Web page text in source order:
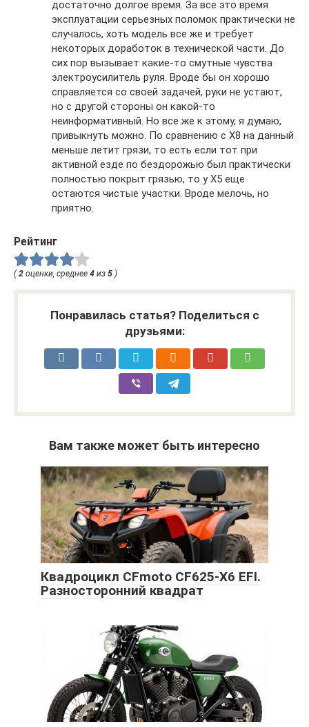
достаточно долгое время. За все это время
эксплуатации серьезных поломок практически не
случалось, хоть модель все же и требует
некоторых доработок в технической части. До
сих пор вызывает какие-то смутные чувства
электроусилитель руля. Вроде бы он хорошо
справляется со своей задачей, руки не устают,
но с другой стороны он какой-то
неинформативный. Но все же к этому, я думаю,
привыкнуть можно. По сравнению с X8 на данный
меньше летит грязи, то есть если тот при
активной езде по бездорожью был практически
полностью покрыт грязью, то у X5 еще
остаются чистые участки. Вроде мелочь, но
приятно.
Рейтинг
( 2 оценки, среднее 4 из 5 )
Понравилась статья? Поделиться с
друзьями:
Вам также может быть интересно
Квадроцикл CFmoto CF625-X6 EFI.
Разносторонний квадрат